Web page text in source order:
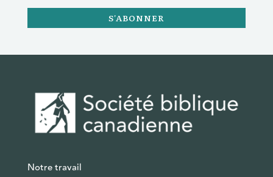
S'ABONNER
Notre travail